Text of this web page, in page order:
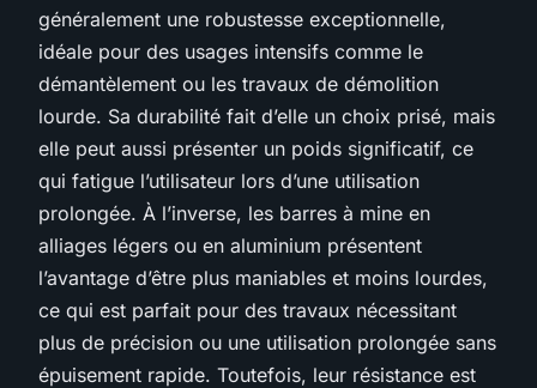
généralement une robustesse exceptionnelle,
idéale pour des usages intensifs comme le
démantèlement ou les travaux de démolition
lourde. Sa durabilité fait d’elle un choix prisé, mais
elle peut aussi présenter un poids significatif, ce
qui fatigue l’utilisateur lors d’une utilisation
prolongée. À l’inverse, les barres à mine en
alliages légers ou en aluminium présentent
l’avantage d’être plus maniables et moins lourdes,
ce qui est parfait pour des travaux nécessitant
plus de précision ou une utilisation prolongée sans
épuisement rapide. Toutefois, leur résistance est